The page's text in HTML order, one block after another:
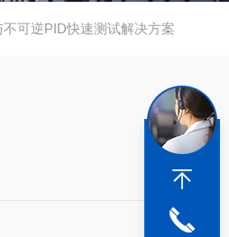
不可逆PID快速测试解决方案